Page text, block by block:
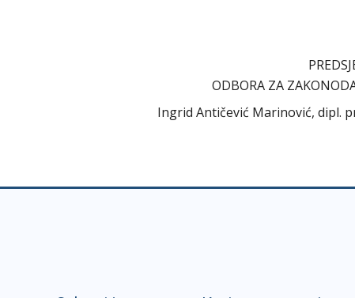
ODBORA ZA
Ingrid Antičević Marinović, dipl.